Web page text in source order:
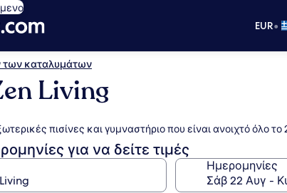
EUR•
των καταλυμάτων
Living
πισίνες και γυμναστήριο που είναι ανοιχτό όλο
για να δείτε τιμές
Ημερομηνίες